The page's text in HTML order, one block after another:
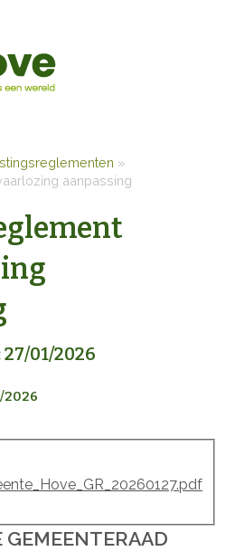
»
aanpassing
01/2026
2026
GEMEENTERAAD